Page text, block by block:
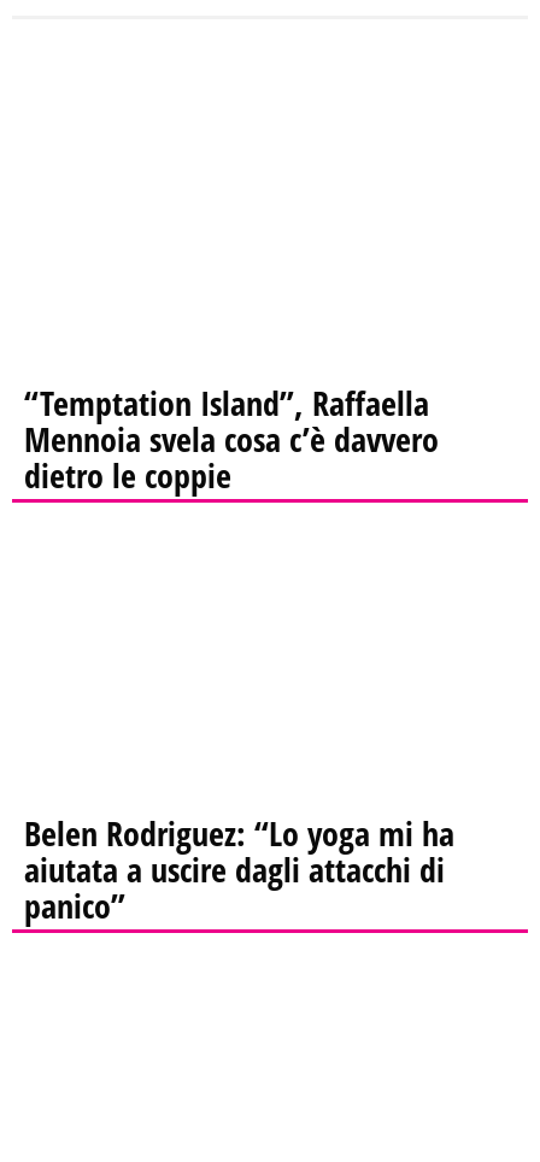
“Temptation Island”, Raffaella
Mennoia svela cosa c’è davvero
dietro le coppie
Belen Rodriguez: “Lo yoga mi ha
aiutata a uscire dagli attacchi di
panico”